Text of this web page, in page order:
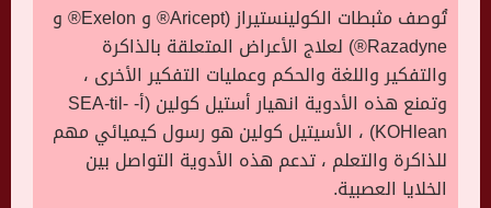
تُوصف مثبطات الكولينستيراز (Aricept® و Exelon® و
Razadyne®) لعلاج الأعراض المتعلقة بالذاكرة
والتفكير واللغة والحكم وعمليات التفكير الأخرى ،
وتمنع هذه الأدوية انهيار أستيل كولين (أ- SEA-til-
KOHlean) ، الأسيتيل كولين هو رسول كيميائي مهم
للذاكرة والتعلم ، تدعم هذه الأدوية التواصل بين
الخلايا العصبية.